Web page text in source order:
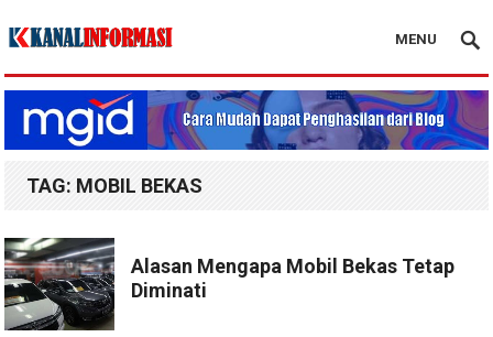
Blog Kanal Info
MENU
TAG: MOBIL BEKAS
Alasan Mengapa Mobil Bekas Tetap
Diminati